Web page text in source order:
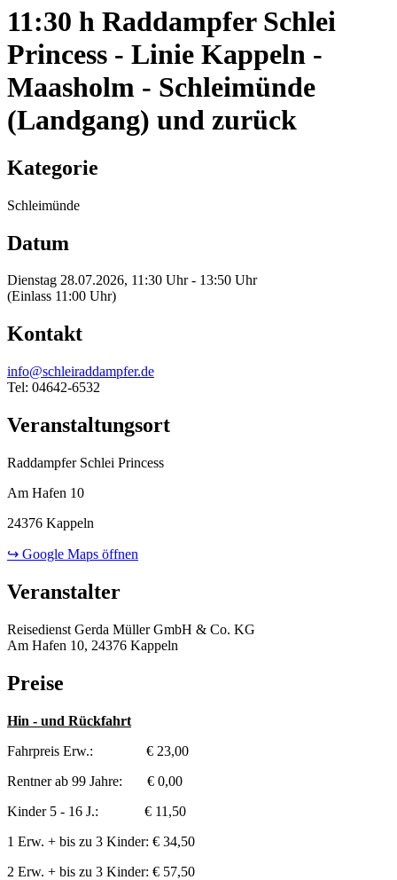
11:30 h Raddampfer Schlei
Princess - Linie Kappeln -
Maasholm - Schleimünde
(Landgang) und zurück
Kategorie
Schleimünde
Datum
Dienstag 28.07.2026, 11:30 Uhr - 13:50 Uhr
(Einlass 11:00 Uhr)
Kontakt
info@schleiraddampfer.de
Tel: 04642-6532
Veranstaltungsort
Raddampfer Schlei Princess
Am Hafen 10
24376 Kappeln
↪ Google Maps öffnen
Veranstalter
Reisedienst Gerda Müller GmbH & Co. KG
Am Hafen 10, 24376 Kappeln
Preise
Hin - und Rückfahrt
Fahrpreis Erw.: € 23,00
Rentner ab 99 Jahre: € 0,00
Kinder 5 - 16 J.: € 11,50
1 Erw. + bis zu 3 Kinder: € 34,50
2 Erw. + bis zu 3 Kinder: € 57,50